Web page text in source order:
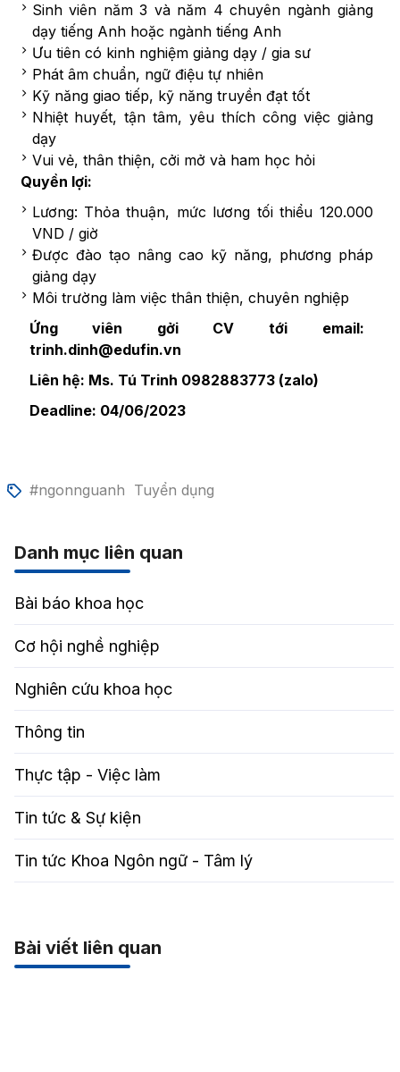
Sinh viên năm 3 và năm 4 chuyên ngành giảng
dạy tiếng Anh hoặc ngành tiếng Anh
Ưu tiên có kinh nghiệm giảng dạy / gia sư
Phát âm chuẩn, ngữ điệu tự nhiên
Kỹ năng giao tiếp, kỹ năng truyền đạt tốt
Nhiệt huyết, tận tâm, yêu thích công việc giảng
dạy
Vui vẻ, thân thiện, cởi mở và ham học hỏi
Quyền lợi:
Lương: Thỏa thuận, mức lương tối thiểu 120.000
VND / giờ
Được đào tạo nâng cao kỹ năng, phương pháp
giảng dạy
Môi trường làm việc thân thiện, chuyên nghiệp
Ứng viên gởi CV tới email:
trinh.dinh@edufin.vn
Liên hệ: Ms. Tú Trinh 0982883773 (zalo)
Deadline: 04/06/2023
#ngonnguanh Tuyển dụng
Danh mục liên quan
Bài báo khoa học
Cơ hội nghề nghiệp
Nghiên cứu khoa học
Thông tin
Thực tập - Việc làm
Tin tức & Sự kiện
Tin tức Khoa Ngôn ngữ - Tâm lý
Bài viết liên quan